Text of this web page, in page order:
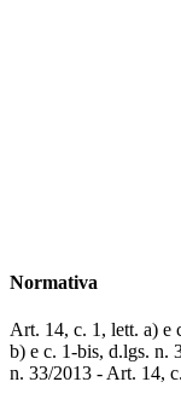
Normativa
Art. 14, c. 1, lett. a) e
b) e c. 1-bis, d.lgs. n.
n. 33/2013 - Art. 14,